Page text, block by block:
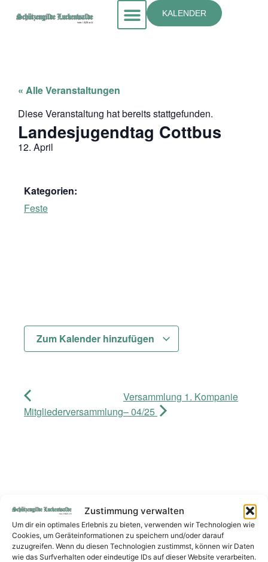
Zustimmung verwalten
Um dir ein optimales Erlebnis zu bieten, verwenden wir Technologien wie
Cookies, um Geräteinformationen zu speichern und/oder darauf
zuzugreifen. Wenn du diesen Technologien zustimmst, können wir Daten
wie das Surfverhalten oder eindeutige IDs auf dieser Website verarbeiten.
KALENDER
« Alle Veranstaltungen
Diese Veranstaltung hat bereits stattgefunden.
Landesjugendtag Cottbus
12. April
Kategorien:
Feste
Zum Kalender hinzufügen
Mitgliederversammlung
Versammlung 1. Kompanie
– 04/25
Wir danken unseren Sponsoren